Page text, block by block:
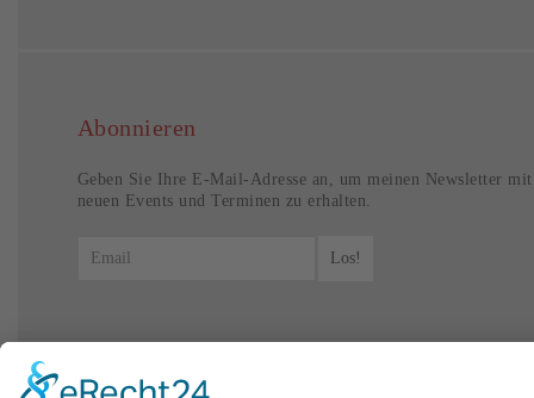
Abonnieren
Geben Sie Ihre E-Mail-Adresse an, um meinen Newsletter
neuen Events und Terminen zu erhalten.